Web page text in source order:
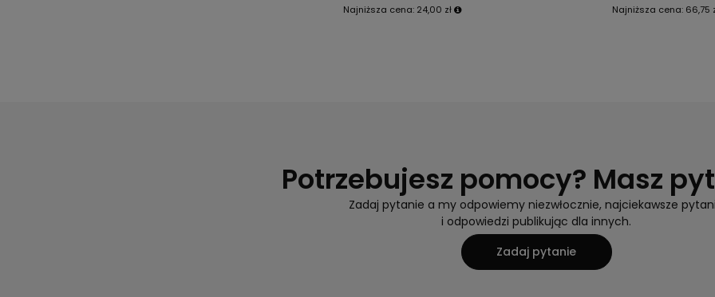
Najniższa cena: 24,00 zł Najniższa cena: 66,75
Potrzebujesz pomocy? Masz
Zadaj pytanie a my odpowiemy niezwłocznie, najciekawsze
i odpowiedzi publikując dla innych.
Zadaj pytanie